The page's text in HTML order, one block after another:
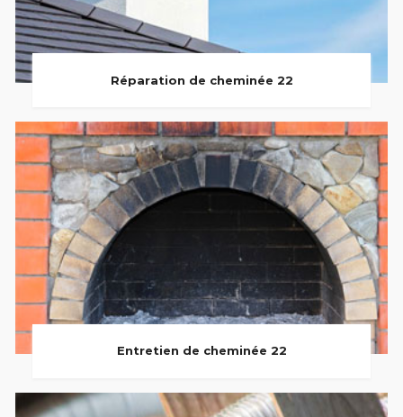
Réparation de cheminée 22
Entretien de cheminée 22